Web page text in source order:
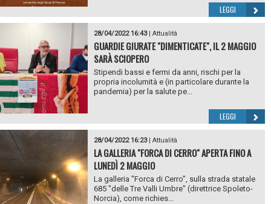
LEGGI
28/04/2022 16:43| Attualità
GUARDIE GIURATE "DIMENTICATE", IL 2 MAGGIO
SARÀ SCIOPERO
Stipendi bassi e fermi da anni, rischi per la
propria incolumità e (in particolare durante la
pandemia) per la salute pe...
LEGGI
28/04/2022 16:23| Attualità
LA GALLERIA "FORCA DI CERRO" APERTA FINO A
LUNEDÌ 2 MAGGIO
La galleria "Forca di Cerro", sulla strada statale
685 "delle Tre Valli Umbre" (direttrice Spoleto-
Norcia), come richies...